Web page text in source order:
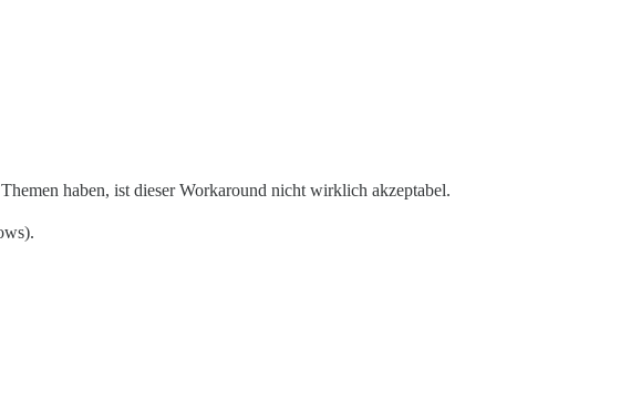
haben, ist dieser Workaround nicht wirklich akzeptabel.